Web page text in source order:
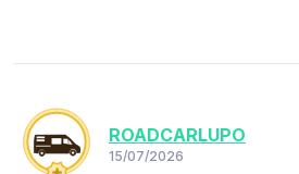
ROADCARLUPO
15/07/2026